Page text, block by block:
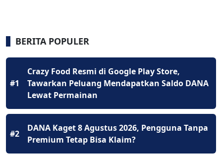
BERITA POPULER
#1
Crazy Food Resmi di Google Play Store,
Tawarkan Peluang Mendapatkan Saldo DANA
Lewat Permainan
#2
DANA Kaget 8 Agustus 2026, Pengguna Tanpa
Premium Tetap Bisa Klaim?